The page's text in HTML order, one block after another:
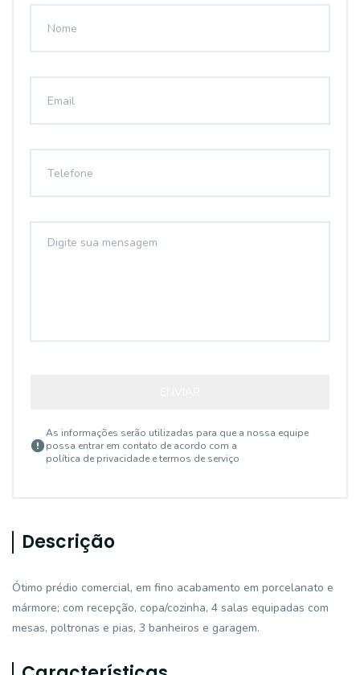
As informações serão utilizadas para que a nossa equipe
possa entrar em contato de acordo com a
política de privacidade e termos de serviço
Descrição
Ótimo prédio comercial, em fino acabamento em porcelanato e
mármore; com recepção, copa/cozinha, 4 salas equipadas com
mesas, poltronas e pias, 3 banheiros e garagem.